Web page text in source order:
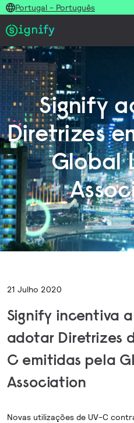
Portugal - Português
Signify
Diretrizes
Global
21 Julho 2020
Signify incentiva
adotar Diretrizes
C emitidas pela
Association
Novas utilizações de UV-C